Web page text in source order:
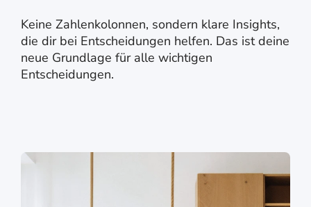
Keine Zahlenkolonnen, sondern klare Insights,
die dir bei Entscheidungen helfen. Das ist deine
neue Grundlage für alle wichtigen
Entscheidungen.